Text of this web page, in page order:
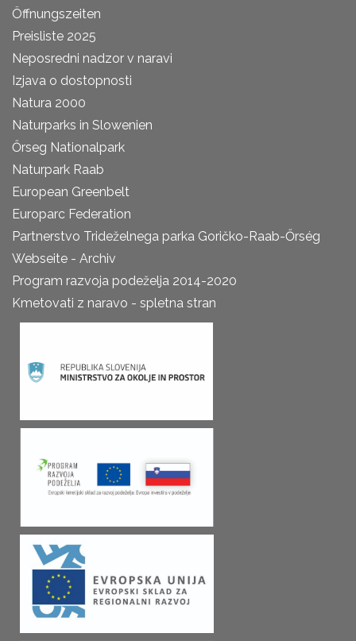
Öffnungszeiten
Preisliste 2025
Neposredni nadzor v naravi
Izjava o dostopnosti
Natura 2000
Naturparks in Slowenien
Őrseg Nationalpark
Naturpark Raab
European Greenbelt
Europarc Federation
Partnerstvo Trideželnega parka Goričko-Raab-Őrség
Webseite - Archiv
Program razvoja podeželja 2014-2020
Kmetovati z naravo - spletna stran